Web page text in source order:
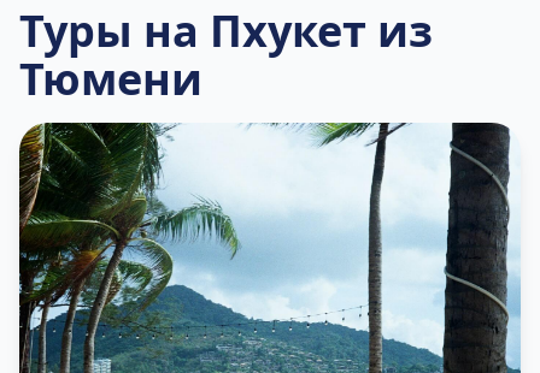
Туры на Пхукет из
Тюмени